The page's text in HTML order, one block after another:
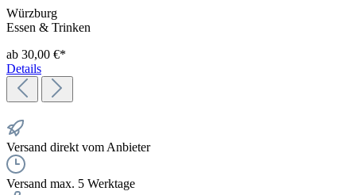
Würzburg
Essen & Trinken
ab 30,00 €*
Details
Versand direkt vom Anbieter
Versand max. 5 Werktage